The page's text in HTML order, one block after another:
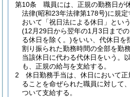
第10条
職員には、正規の勤務日が
法律(昭和23年法律第178号)に規定
おいて「祝日法による休日」とい
(12月29日から翌年の1月3日まで
る休日を除く。)をいい、代休日を
割り振られた勤務時間の全部を勤
当該休日に代わる代休日をいう。
も、正規の給与を支給する。
2
休日勤務手当は、休日において
ることを命ぜられた職員に対して
ついて支給する。